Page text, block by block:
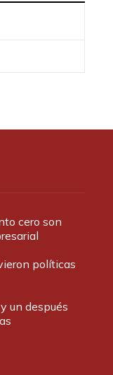
cero son
políticas
un después